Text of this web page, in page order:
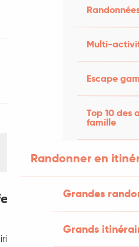
Multi-
Escape
Top 10 des
famille
Randonner en
Grandes
Grands
et produits du
46140 Sauzet